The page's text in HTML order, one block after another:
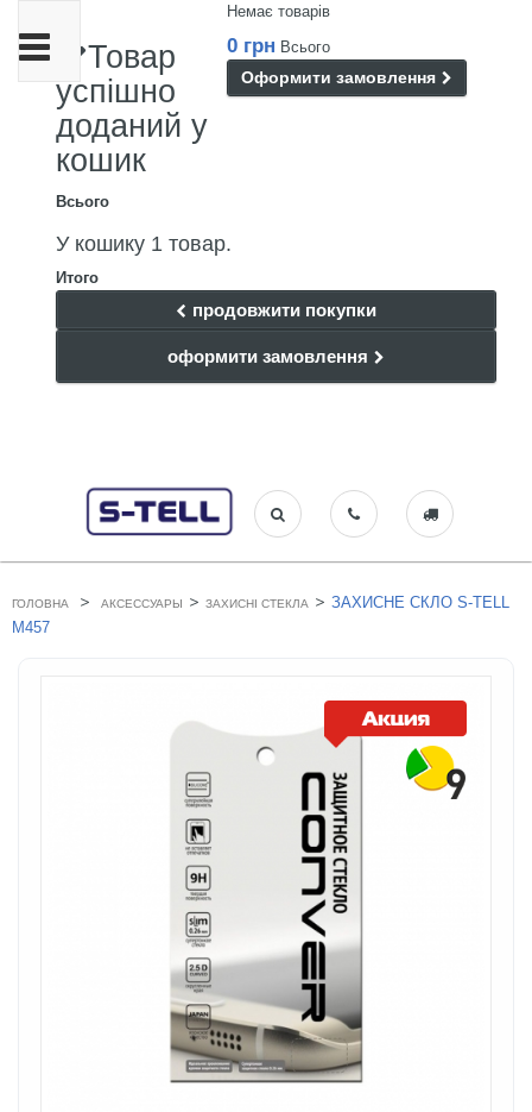
Немає товарів
0 грн Всього
Оформити замовлення
Товар
успішно
доданий у
кошик
Всього
У кошику 1 товар.
Итого
продовжити покупки
оформити замовлення
Toggle
navigation
ГОЛОВНА > АКСЕССУАРЫ > ЗАХИСНІ СТЕКЛА > ЗАХИСНЕ СКЛО S-TELL
M457